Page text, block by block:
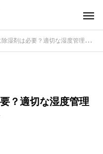
必要？適切な湿度管理とおすすめグッズを紹介
？適切な湿度管理